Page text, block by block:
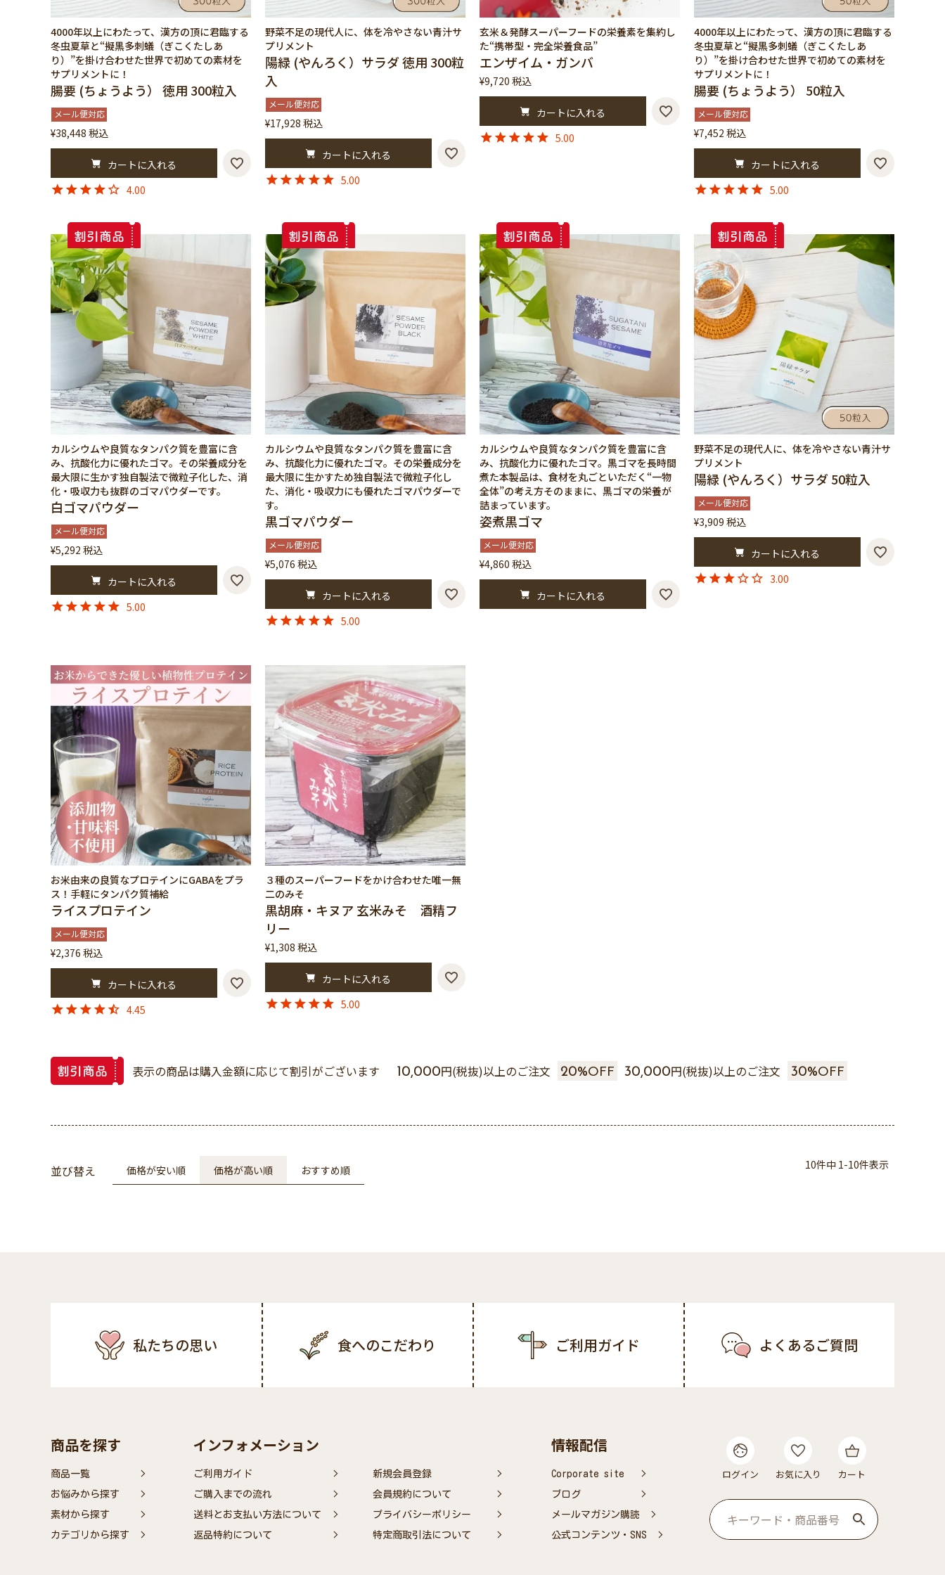
4000年以上にわたって、漢方の頂に君臨する
冬虫夏草と“擬黒多刺蟻（ぎこくたしあ
り）”を掛け合わせた世界で初めての素材を
サプリメントに！
腸要 (ちょうよう） 徳用 300粒入
メール便対応
¥38,448 税込
カートに入れる
4.00
野菜不足の現代人に、体を冷やさない青汁サ
プリメント
陽緑 (やんろく）サラダ 徳用 300粒
入
メール便対応
¥17,928 税込
カートに入れる
5.00
玄米＆発酵スーパーフードの栄養素を集約し
た“携帯型・完全栄養食品”
エンザイム・ガンバ
¥9,720 税込
カートに入れる
5.00
4000年以上にわたって、漢方の頂に君臨する
冬虫夏草と“擬黒多刺蟻（ぎこくたしあ
り）”を掛け合わせた世界で初めての素材を
サプリメントに！
腸要 (ちょうよう） 50粒入
メール便対応
¥7,452 税込
カートに入れる
5.00
カルシウムや良質なタンパク質を豊富に含
み、抗酸化力に優れたゴマ。その栄養成分を
最大限に生かす独自製法で微粒子化した、消
化・吸収力も抜群のゴマパウダーです。
白ゴマパウダー
メール便対応
¥5,292 税込
カートに入れる
5.00
カルシウムや良質なタンパク質を豊富に含
み、抗酸化力に優れたゴマ。その栄養成分を
最大限に生かすため独自製法で微粒子化し
た、消化・吸収力にも優れたゴマパウダーで
す。
黒ゴマパウダー
メール便対応
¥5,076 税込
カートに入れる
5.00
カルシウムや良質なタンパク質を豊富に含
み、抗酸化力に優れたゴマ。黒ゴマを長時間
煮た本製品は、食材を丸ごといただく“一物
全体”の考え方そのままに、黒ゴマの栄養が
詰まっています。
姿煮黒ゴマ
メール便対応
¥4,860 税込
カートに入れる
野菜不足の現代人に、体を冷やさない青汁サ
プリメント
陽緑 (やんろく）サラダ 50粒入
メール便対応
¥3,909 税込
カートに入れる
3.00
お米由来の良質なプロテインにGABAをプラ
ス！手軽にタンパク質補給
ライスプロテイン
メール便対応
¥2,376 税込
カートに入れる
4.45
３種のスーパーフードをかけ合わせた唯一無
二のみそ
黒胡麻・キヌア 玄米みそ 酒精フ
リー
¥1,308 税込
カートに入れる
5.00
表示の商品は購入金額に応じて割引がございます 10,000円(税抜)以上のご注文 20%OFF 30,000円(税抜)以上のご注文 30%OFF
並び替え 価格が安い順 価格が高い順 おすすめ順 10件中 1-10件表示
私たちの思い 食へのこだわり ご利用ガイド よくあるご質問
商品を探す
商品一覧
お悩みから探す
素材から探す
カテゴリから探す
インフォメーション
ご利用ガイド
ご購入までの流れ
送料とお支払い方法について
返品特約について
新規会員登録
会員規約について
プライバシーポリシー
特定商取引法について
情報配信
Corporate site
ブログ
メールマガジン購読
公式コンテンツ・SNS
ログイン お気に入り カート